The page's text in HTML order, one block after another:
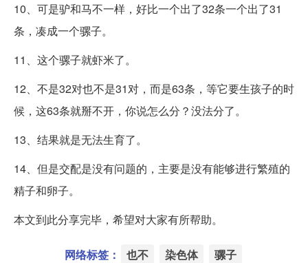
10、可是驴和马不一样，好比一个出了32条一个出了31
条，凑成一个骡子。
11、这个骡子就虾米了。
12、不是32对也不是31对，而是63条，等它要生孩子的时
候，这63条就掰不开，你说怎么分？没法分了。
13、结果就是无法生育了。
14、但是交配是没有问题的，主要是没有能够进行繁殖的
精子和卵子。
本文到此分享完毕，希望对大家有所帮助。
网络标签： 也不 染色体 骡子